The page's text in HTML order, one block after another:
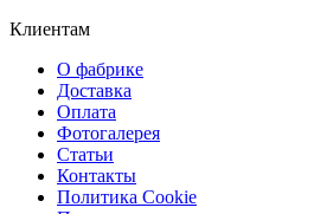
Клиентам
О фабрике
Доставка
Оплата
Фотогалерея
Статьи
Контакты
Политика Cookie